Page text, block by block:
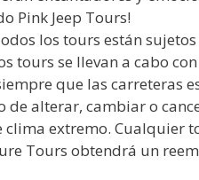
Pink Jeep Tours!
los tours están
tours se llevan a cabo
que las carreteras
de alterar, cambiar o
clima extremo. Cualquier
Tours obtendrá un